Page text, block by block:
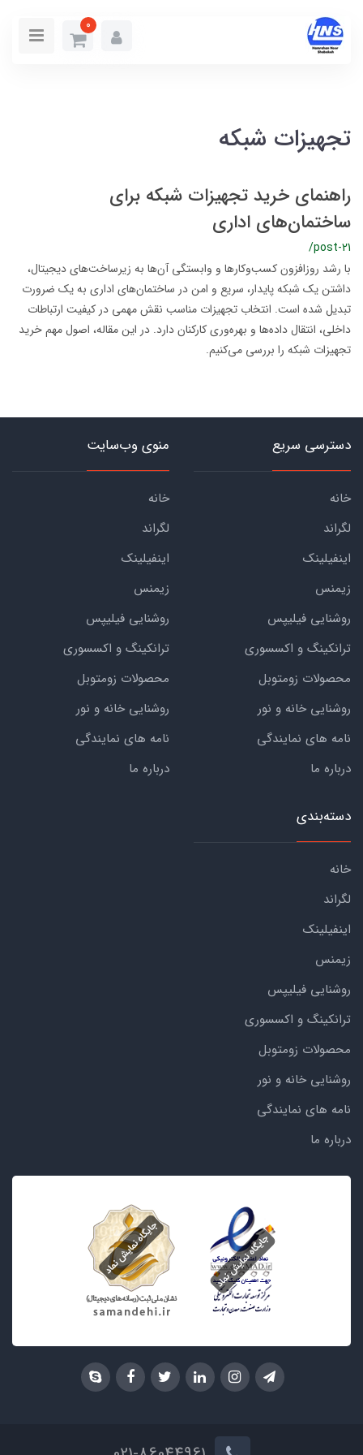
0
تجهیزات شبکه
راهنمای خرید تجهیزات شبکه برای
ساختمان‌های اداری
/post-21
با رشد روزافزون کسب‌وکارها و وابستگی آن‌ها به زیرساخت‌های دیجیتال،
داشتن یک شبکه پایدار، سریع و امن در ساختمان‌های اداری به یک ضرورت
تبدیل شده است. انتخاب تجهیزات مناسب نقش مهمی در کیفیت ارتباطات
داخلی، انتقال داده‌ها و بهره‌وری کارکنان دارد. در این مقاله، اصول مهم خرید
تجهیزات شبکه را بررسی می‌کنیم.
دسترسی سریع
خانه
لگراند
اینفیلینک
زیمنس
روشنایی فیلیپس
ترانکینگ و اکسسوری
محصولات زومتوبل
روشنایی خانه و نور
نامه های نمایندگی
درباره ما
منوی وب‌سایت
خانه
لگراند
اینفیلینک
زیمنس
روشنایی فیلیپس
ترانکینگ و اکسسوری
محصولات زومتوبل
روشنایی خانه و نور
نامه های نمایندگی
درباره ما
دسته‌بندی
خانه
لگراند
اینفیلینک
زیمنس
روشنایی فیلیپس
ترانکینگ و اکسسوری
محصولات زومتوبل
روشنایی خانه و نور
نامه های نمایندگی
درباره ما